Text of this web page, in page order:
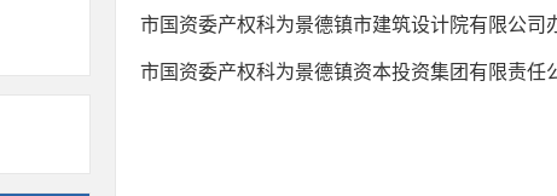
市国资委产权科为景德镇市建筑设计院有限公司
市国资委产权科为景德镇资本投资集团有限责任